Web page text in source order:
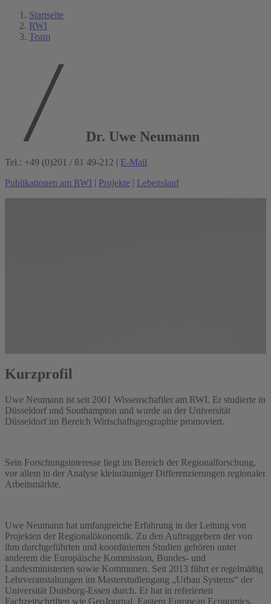
Startseite
RWI
Team
Dr. Uwe Neumann
Tel.: +49 (0)201 / 81 49-212 | E-Mail
Publikationen am RWI | Projekte | Lebenslauf
Kurzprofil
Uwe Neumann ist seit 2001 Wissenschaftler am RWI. Er studierte in
Düsseldorf und Southampton und wurde an der Universität
Düsseldorf im Bereich Wirtschaftsgeographie promoviert.
Sein Forschungsinteresse liegt im Bereich der Regionalforschung,
vor allem in der Analyse kleinräumiger Differenzierungen regionaler
Arbeitsmärkte.
Uwe Neumann hat umfangreiche Erfahrung in der Leitung von
Projekten der Regionalökonomik. Zu den Auftraggebern der von
ihm durchgeführten und koordinierten Studien gehören unter
anderem die Europäische Kommission, Bundes- und
Landesministerien sowie Kommunen. Seit 2013 führt er regelmäßig
Lehrveranstaltungen im Masterstudiengang „Urban Systems“ der
Universität Duisburg-Essen durch. Er hat in referierten
Fachzeitschriften wie GeoJournal, Eastern European Economics,